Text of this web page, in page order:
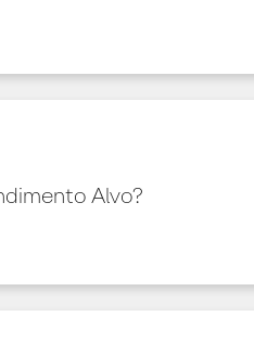
Alvo?